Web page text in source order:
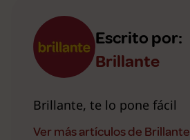
Escrito por:
Brillante
Brillante, te lo pone fácil
Ver más artículos de Brillante